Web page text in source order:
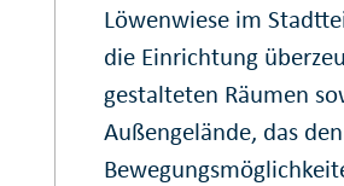
Löwenwiese im
die Einrichtung
gestalteten Räumen
Außengelände, das